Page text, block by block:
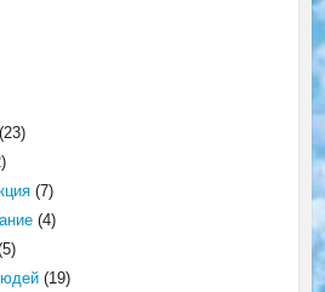
(7)
(4)
(19)